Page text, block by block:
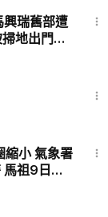
瑞舊部遭
地出門、
#中國時
縮小 氣象署
祖9日停